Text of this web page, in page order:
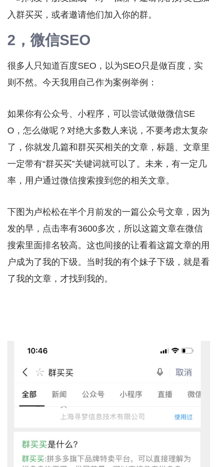
入群买买，或者邀请他们加入你的群。
2，微信SEO
很多人只知道百度SEO，以为SEO只是做百度，实
则不然。今天我用自己作为案例举例：
如果你有公众号、小程序，可以尝试做做微信SE
O，怎么做呢？对绝大多数人来说，不要考虑太复杂
了，你就发几篇和群买买相关的文章，标题、文章里
一定带有“群买买”关键词就可以了。未来，有一定几
率，用户通过微信搜索搜到您的相关文章。
下图为卢松松在半个月前发的一篇公众号文章，因为
发的早，点击率有3600多次，所以这篇文章在微信
搜索里面排名较高。这也间接的让看着这篇文章的用
户成为了我的下级。当时我的有个妹子下级，就是看
了我的文章，才找到我的。